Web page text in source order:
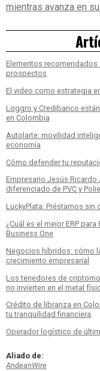
mientras avanza en
Elementos recomendados
prospectos
El video como estrategia
Loggro y Credibanco
en Colombia
Autolarte: movilidad
economía
Cómo defender tu
Empresario Jesús
diferenciado de PVC y
LuckyPlata: Préstamos
¿Cuál es el mejor ERP
Business One
Negocios híbridos: cómo
crecimiento empresarial
Los tenedores de
no invierten en el metal
Crédito de libranza en
tu tranquilidad financiera
Operador logístico de
Aliado de:
AndeanWire